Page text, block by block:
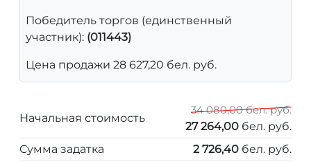
Победитель торгов (единственный
участник): (011443)
Цена продажи 28 627,20 бел. руб.
Начальная стоимость
34 080,00 бел. руб.
27 264,00 бел. руб.
Сумма задатка
2 726,40 бел. руб.